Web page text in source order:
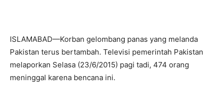
ISLAMABAD—Korban gelombang panas yang melanda
Pakistan terus bertambah. Televisi pemerintah Pakistan
melaporkan Selasa (23/6/2015) pagi tadi, 474 orang
meninggal karena bencana ini.